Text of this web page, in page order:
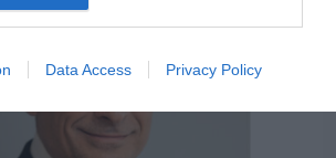
Data Access Privacy Policy